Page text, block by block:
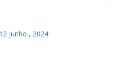
12 junho , 2024